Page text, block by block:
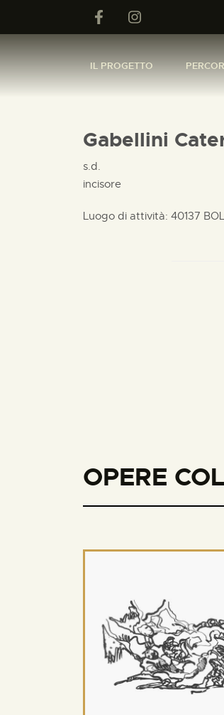
IL PROGETTO
Gabellini
s.d.
incisore
Luogo di attività: 40137
OPERE